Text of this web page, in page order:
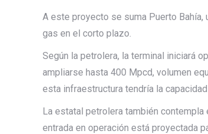
A este proyecto se suma Puerto Bahía,
gas en el corto plazo.
Según la petrolera, la terminal iniciará
ampliarse hasta 400 Mpcd, volumen
esta infraestructura tendría la
La estatal petrolera también
entrada en operación está proyectada